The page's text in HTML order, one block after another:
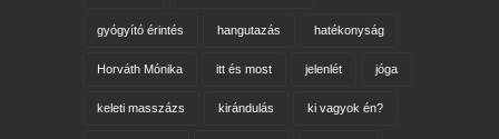
gyógyító érintés hangutazás hatékonyság
Horváth Mónika itt és most jelenlét jóga
keleti masszázs kirándulás ki vagyok én?